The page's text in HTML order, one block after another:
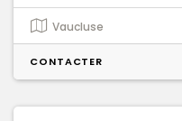
Vaucluse
CONTACTER